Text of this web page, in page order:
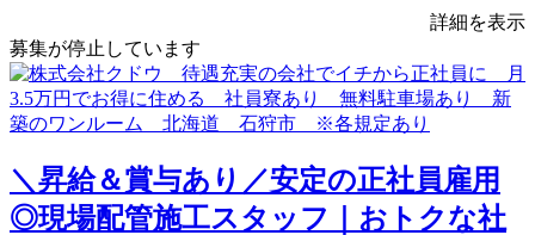
詳細を表示
募集が停止しています
＼昇給＆賞与あり／安定の正社員雇用
◎現場配管施工スタッフ｜おトクな社